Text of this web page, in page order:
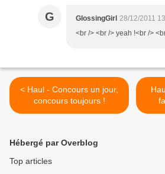
G GlossingGirl 28/12/2011
<br /> <br /> yeah !<br />
< Haul - Concours un jour,
concours toujours !
Hébergé par Overblog
Top articles